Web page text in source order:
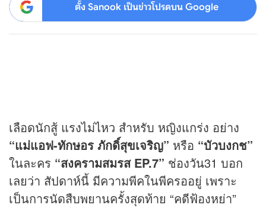
ตั้ง Sanook เป็นข่าวโปรดบน Google
เลือดนักสู้ แรงไม่ไหว สำหรับ หญิงแกร่ง อย่าง
“แม่แอฟ-ทักษอร ภักดิ์สุขเจริญ” หรือ “บัวบงกช”
ในละคร “สงครามสมรส EP.7” ช่องวัน31 บอก
เลยว่า สัปดาห์นี้ มีความพีคในพีครออยู่ เพราะ
เป็นการนัดสืบพยานครั้งสุดท้าย “คดีฟ้องหย่า”